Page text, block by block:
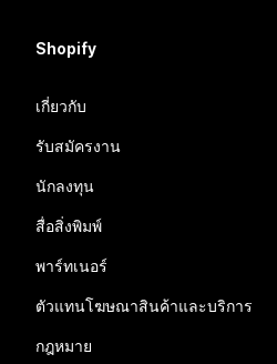
Shopify
เกี่ยวกับ
รับสมัครงาน
นักลงทุน
สื่อสิ่งพิมพ์
พาร์ทเนอร์
ตัวแทนโฆษณาสินค้าและบริการ
กฎหมาย